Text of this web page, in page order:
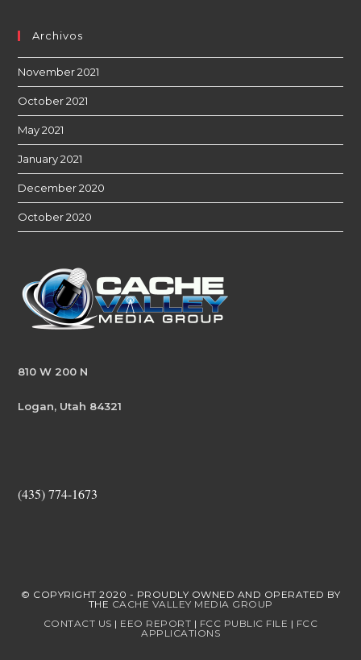
Archivos
November 2021
October 2021
May 2021
January 2021
December 2020
October 2020
810 W 200 N
Logan, Utah 84321
(435) 774-1673
© COPYRIGHT 2020 - PROUDLY OWNED AND OPERATED BY
THE CACHE VALLEY MEDIA GROUP
CONTACT US | EEO REPORT | FCC PUBLIC FILE | FCC
APPLICATIONS